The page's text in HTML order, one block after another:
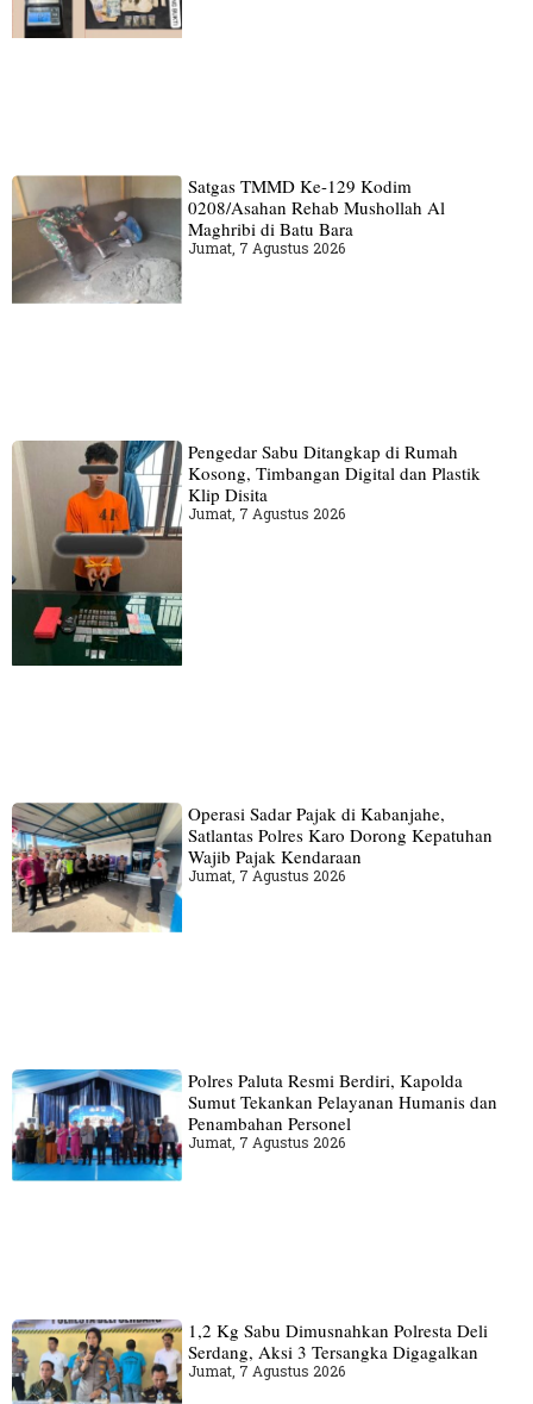
Satgas TMMD Ke-129 Kodim
0208/Asahan Rehab Mushollah Al
Maghribi di Batu Bara
Jumat, 7 Agustus 2026
Pengedar Sabu Ditangkap di Rumah
Kosong, Timbangan Digital dan Plastik
Klip Disita
Jumat, 7 Agustus 2026
Operasi Sadar Pajak di Kabanjahe,
Satlantas Polres Karo Dorong Kepatuhan
Wajib Pajak Kendaraan
Jumat, 7 Agustus 2026
Polres Paluta Resmi Berdiri, Kapolda
Sumut Tekankan Pelayanan Humanis dan
Penambahan Personel
Jumat, 7 Agustus 2026
1,2 Kg Sabu Dimusnahkan Polresta Deli
Serdang, Aksi 3 Tersangka Digagalkan
Jumat, 7 Agustus 2026